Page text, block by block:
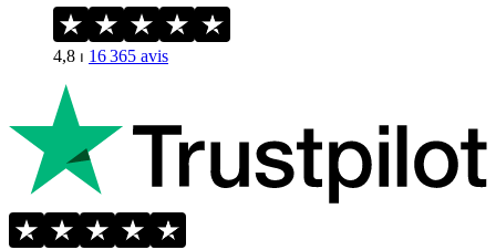
4,8 ⏐ 16 365 avis